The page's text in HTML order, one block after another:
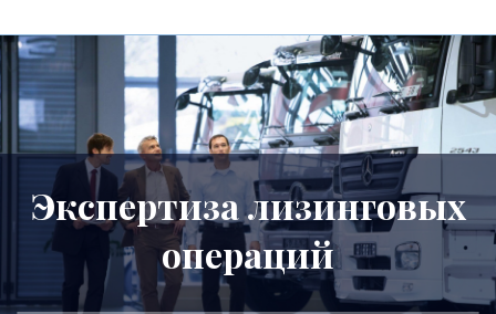
Экспертиза лизинговых
операций